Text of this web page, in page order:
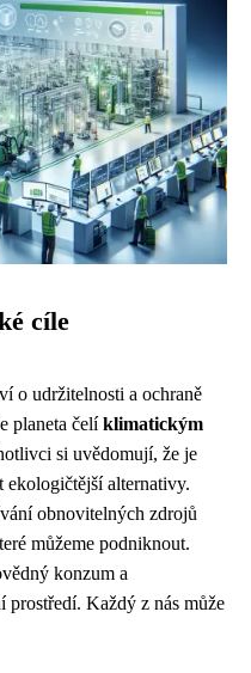
cíle
o udržitelnosti a ochraně
planeta čelíklimatickým
si uvědomují, že je
ekologičtější alternativy.
obnovitelných zdrojů
můžeme podniknout.
konzum a
prostředí. Každý z nás může